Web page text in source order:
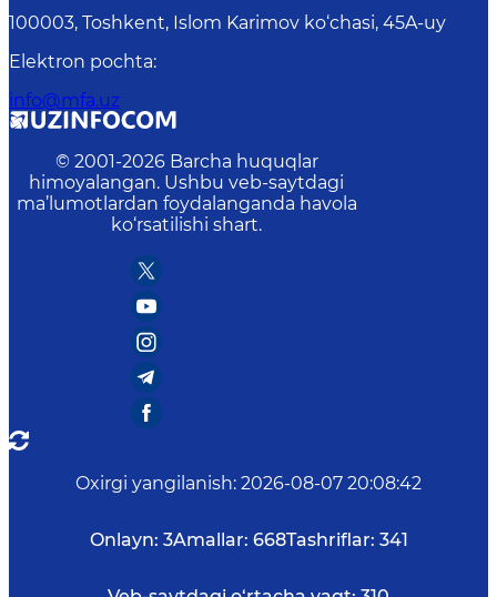
100003, Toshkent, Islom Karimov ko‘chasi, 45A-uy
Elektron pochta:
info@mfa.uz
© 2001-2026 Barcha huquqlar
himoyalangan. Ushbu veb-saytdagi
ma’lumotlardan foydalanganda havola
ko‘rsatilishi shart.
Oxirgi yangilanish: 2026-08-07 20:08:42
Onlayn: 3Amallar: 668Tashriflar: 341